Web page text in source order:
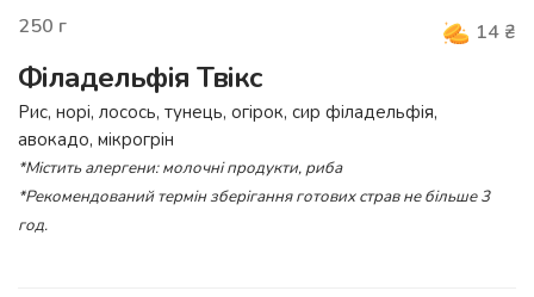
250 г 14 ₴
Філадельфія Твікс
Рис, норі, лосось, тунець, огірок, сир філадельфія,
авокадо, мікрогрін
*Містить алергени: молочні продукти, риба
*Рекомендований термін зберігання готових страв не більше 3
год.